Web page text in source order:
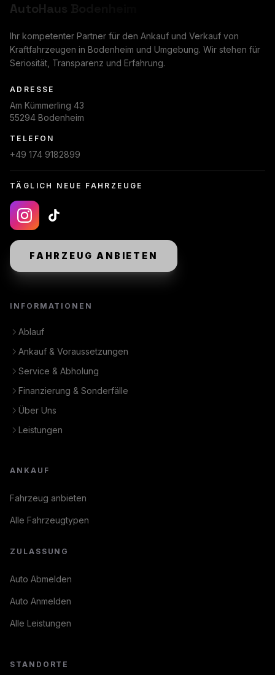
AutoHaus
Ihr kompetenter Partner für den Ankauf und Verkauf von
Kraftfahrzeugen in Bodenheim und Umgebung. Wir stehen für
Seriosität, Transparenz und Erfahrung.
ADRESSE
Am Kümmerling 43
55294 Bodenheim
TELEFON
+49 174 9182899
TÄGLICH NEUE FAHRZEUGE
FAHRZEUG ANBIETEN
INFORMATIONEN
Ablauf
Ankauf & Voraussetzungen
Service & Abholung
Finanzierung & Sonderfälle
Über Uns
Leistungen
ANKAUF
Fahrzeug anbieten
Alle Fahrzeugtypen
ZULASSUNG
Auto Abmelden
Auto Anmelden
Alle Leistungen
STANDORTE